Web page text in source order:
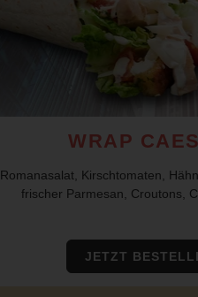
WRAP
Romanasalat, Kirschtomaten,
frischer Parmesan, Croutons,
JETZT